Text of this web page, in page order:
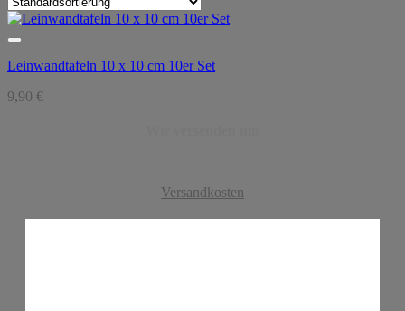
Leinwandtafeln 10 x 10 cm 10er Set
9,90 €
Versandkosten